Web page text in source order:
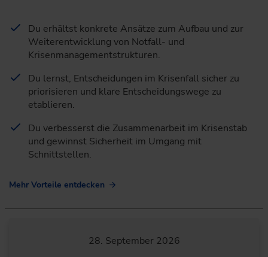
Du erhältst konkrete Ansätze zum Aufbau und zur
Weiterentwicklung von Notfall- und
Krisenmanagementstrukturen.
Du lernst, Entscheidungen im Krisenfall sicher zu
priorisieren und klare Entscheidungswege zu
etablieren.
Du verbesserst die Zusammenarbeit im Krisenstab
und gewinnst Sicherheit im Umgang mit
Schnittstellen.
Mehr Vorteile entdecken
28. September 2026